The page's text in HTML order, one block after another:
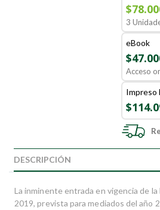
3
eBook
Acceso
Impreso
DESCRIPCIÓN
La inminente entrada en vigencia de la
2019, previs­ta para mediados del año